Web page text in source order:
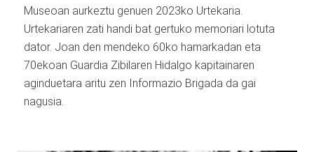
Museoan aurkeztu genuen 2023ko Urtekaria.
Urtekariaren zati handi bat gertuko memoriari lotuta
dator. Joan den mendeko 60ko hamarkadan eta
70ekoan Guardia Zibilaren Hidalgo kapitainaren
aginduetara aritu zen Informazio Brigada da gai
nagusia.